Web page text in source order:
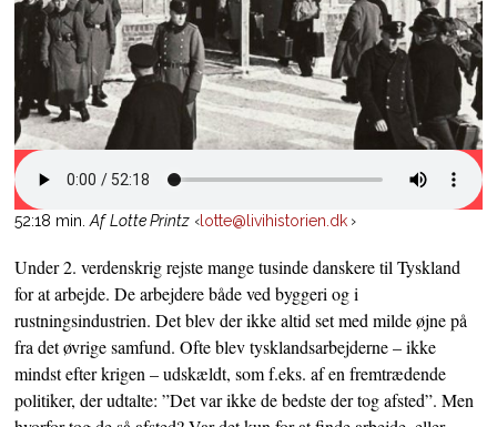
52:18 min.Af Lotte Printz ‹ lotte@livihistorien.dk ›
Under 2. verdenskrig rejste mange tusinde danskere til Tyskland
for at arbejde. De arbejdere både ved byggeri og i
rustningsindustrien. Det blev der ikke altid set med milde øjne på
fra det øvrige samfund. Ofte blev tysklandsarbejderne – ikke
mindst efter krigen – udskældt, som f.eks. af en fremtrædende
politiker, der udtalte: ”Det var ikke de bedste der tog afsted”. Men